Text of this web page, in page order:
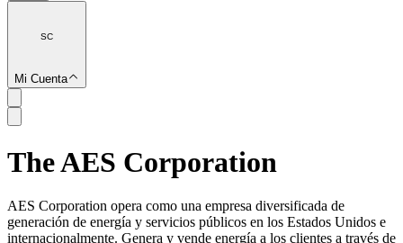
SC
Mi Cuenta
SC
The AES Corporation
AES Corporation opera como una empresa diversificada de
generación de energía y servicios públicos en los Estados Unidos e
internacionalmente. Genera y vende energía a los clientes a través de